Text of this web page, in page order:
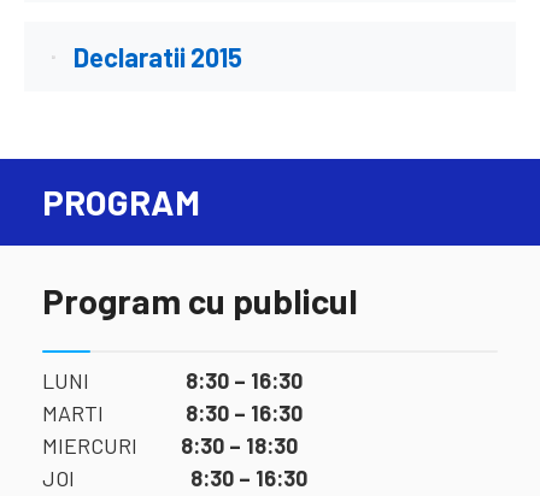
Declaratii 2015
PROGRAM
Program cu publicul
LUNI 8:30 – 16:30
MARTI 8:30 – 16:30
MIERCURI 8:30 – 18:30
JOI 8:30 – 16:30